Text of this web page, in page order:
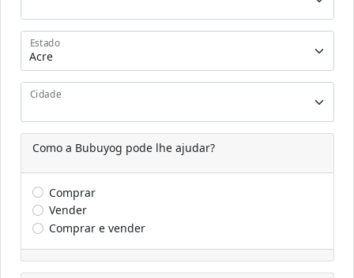
Estado
Cidade
Como a Bubuyog pode lhe ajudar?
Comprar
Vender
Comprar e vender